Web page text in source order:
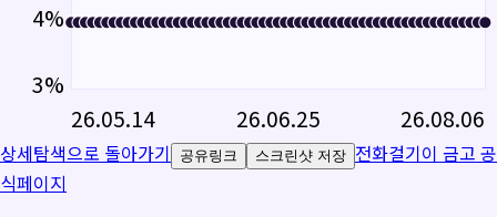
4%
3%
26.05.14 26.06.25 26.08.06
상세탐색으로 돌아가기 공유링크 스크린샷 저장 전화걸기이 금고 공
식페이지